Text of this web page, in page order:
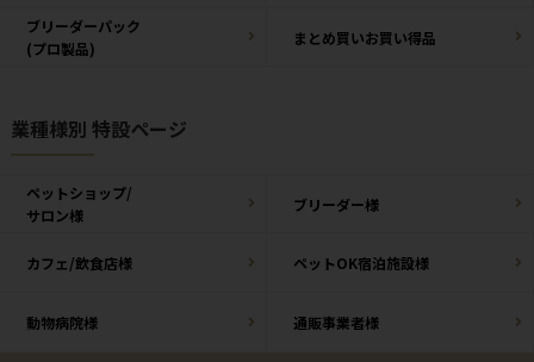
ブリーダーパック
(プロ製品)
まとめ買いお買い得品
業種様別 特設ページ
ペットショップ/
サロン様
ブリーダー様
カフェ/飲食店様 ペットOK宿泊施設様
動物病院様 通販事業者様